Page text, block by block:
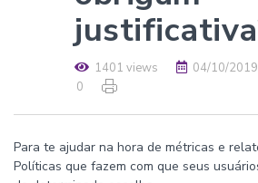
1401 views 04/10/2019
0
Para te ajudar na hora de métricas e
Políticas que fazem com que seus